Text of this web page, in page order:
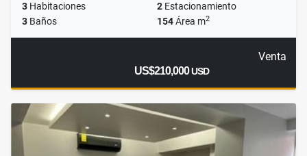
3 Habitaciones 2 Estacionamiento
3 Baños 154Área m2
Venta
US$210,000USD